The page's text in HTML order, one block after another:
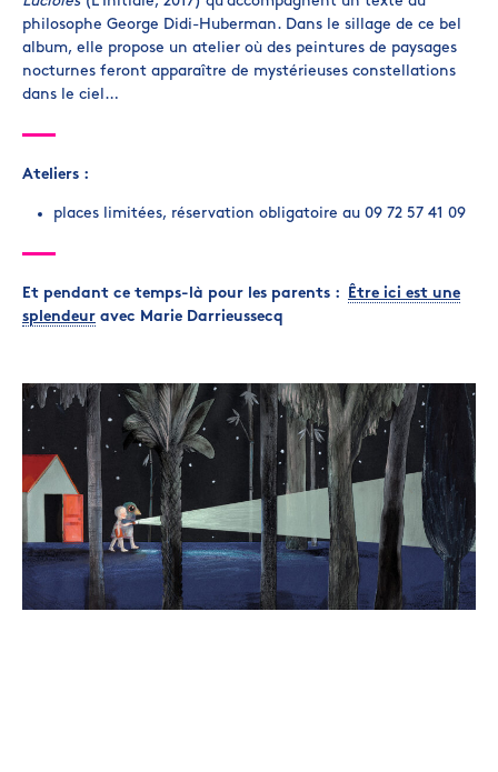
philosophe George Didi-Huberman. Dans le sillage de ce bel
album, elle propose un atelier où des peintures de paysages
nocturnes feront apparaître de mystérieuses constellations
dans le ciel…
Ateliers :
places limitées, réservation obligatoire au 09 72 57 41 09
Et pendant ce temps-là pour les parents : Être ici est une
splendeur avec Marie Darrieussecq